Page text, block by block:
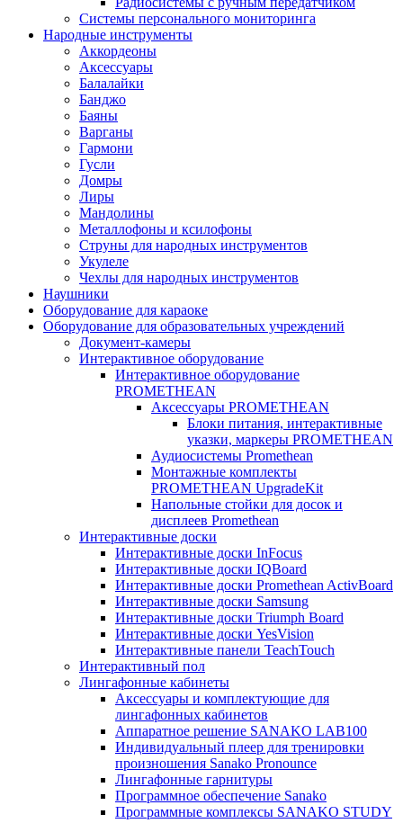
Системы персонального мониторинга
Народные инструменты
Аккордеоны
Аксессуары
Балалайки
Банджо
Баяны
Варганы
Гармони
Гусли
Домры
Лиры
Мандолины
Металлофоны и ксилофоны
Струны для народных инструментов
Укулеле
Чехлы для народных инструментов
Наушники
Оборудование для караоке
Оборудование для образовательных учреждений
Документ-камеры
Интерактивное оборудование
Интерактивное оборудование
PROMETHEAN
Аксессуары PROMETHEAN
Блоки питания, интерактивные
указки, маркеры PROMETHEAN
Аудиосистемы Promethean
Монтажные комплекты
PROMETHEAN UpgradeKit
Напольные стойки для досок и
дисплеев Promethean
Интерактивные доски
Интерактивные доски InFocus
Интерактивные доски IQBoard
Интерактивные доски Promethean ActivBoard
Интерактивные доски Samsung
Интерактивные доски Triumph Board
Интерактивные доски YesVision
Интерактивные панели TeachTouch
Интерактивный пол
Лингафонные кабинеты
Аксессуары и комплектующие для
лингафонных кабинетов
Аппаратное решение SANAKO LAB100
Индивидуальный плеер для тренировки
произношения Sanako Pronounce
Лингафонные гарнитуры
Программное обеспечение Sanako
Программные комплексы SANAKO STUDY